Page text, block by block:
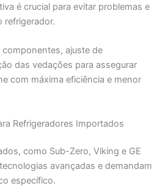
é crucial para evitar problemas e
refrigerador.
ajuste de
das vedações para assegurar
com máxima eficiência e menor
Refrigeradores Importados
como Sub-Zero, Viking e GE
avançadas e demandam
específico.